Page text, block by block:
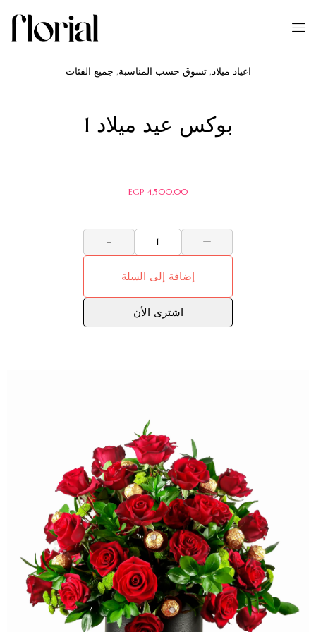
اعياد ميلاد,تسوق حسب المناسبة, جميع الفئات
بوكس عيد ميلاد 1
4,500.00
EGP
+
-
إضافة إلى السلة
اشترى الأن